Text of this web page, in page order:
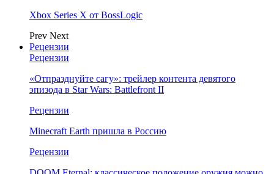
Xbox Series X от BossLogic
Prev Next
Рецензии
Рецензии
«Отпразднуйте сагу»: трейлер контента девятого
эпизода в Star Wars: Battlefront II
Рецензии
Minecraft Earth пришла в Россию
Рецензии